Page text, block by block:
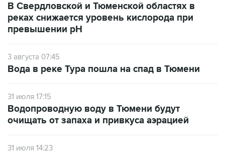
В Свердловской и Тюменской областях в
реках снижается уровень кислорода при
превышении рН
3 августа 07:45
Вода в реке Тура пошла на спад в Тюмени
31 июля 17:15
Водопроводную воду в Тюмени будут
очищать от запаха и привкуса аэрацией
31 июля 14:23